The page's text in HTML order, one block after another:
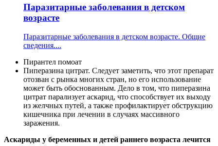
Паразитарные заболевания в детском
возрасте
Паразитарные заболевания в детском возрасте. Общие
сведения....
Пирантел помоат
Пиперазина цитрат. Следует заметить, что этот препарат
отозван с рынка многих стран, но его использование
может быть обоснованным. Дело в том, что пиперазина
цитрат парализует аскарид, что способствует их выходу
из желчных путей, а также профилактирует обструкцию
кишечника при лечении в случаях массивного
заражения.
Аскариды у беременных и детей раннего возраста лечится